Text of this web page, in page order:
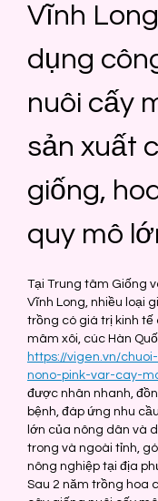
Vĩnh
dụng
nuôi cấy
sản xuất
giống,
quy mô
Tại Trung tâm Giống
Vĩnh Long, nhiều loại
trồng có giá trị kinh tế
https://vigen.vn/
nono-pink-var-cay-
được nhân nhanh,
bệnh, đáp ứng nhu
lớn của nông dân và
trong và ngoài tỉnh,
nông nghiệp tại địa
Sau 2 năm trồng hoa